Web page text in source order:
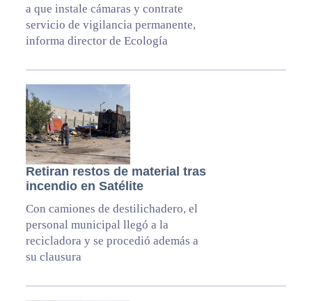
a que instale cámaras y contrate
servicio de vigilancia permanente,
informa director de Ecología
Retiran restos de material tras
incendio en Satélite
Con camiones de destilichadero, el
personal municipal llegó a la
recicladora y se procedió además a
su clausura